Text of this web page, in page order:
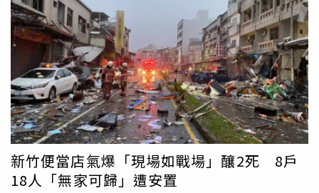
發放緊急慰問金外，也會協助申請災害救助金，並安排災後
心理諮商輔導。她提到，對於因房屋受損暫時無法居住的受
災戶
，市府已啟動緊急安置與旅宿媒合機制，務必確保受災
市民今晚有安全、安心的棲身之所。至於事故現場復原工
作，她表示，養工處與環保局已調派人員及機具進場，完成
清除現場震碎玻璃、雜物與油污，並進行周邊環境清潔與消
毒，高翠路周邊交通與市容已恢復正常。警察局也將持續協
助現場交通疏導與住戶安全維護。此外，高虹安表示，都發
處已會同建築師公會，針對受災較嚴重的建築物進行結構安
全評估，確認無崩塌危險後，才會讓居民返家收拾財物，安
全絕對是第一優先。稅務局將秉持「從寬、從速、從簡」原
新竹便當店氣爆「現場如戰場」釀2死 8戶
18人「無家可歸」遭安置